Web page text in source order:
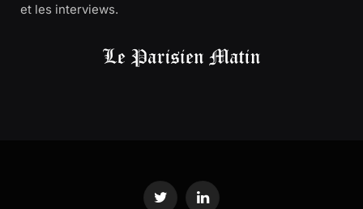
et les interviews.
Twitter LinkedIn